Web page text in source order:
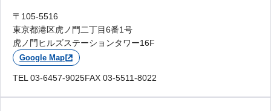
〒105-5516
東京都港区虎ノ門二丁目6番1号
虎ノ門ヒルズステーションタワー16F
Google Map
TEL 03-6457-9025FAX 03-5511-8022